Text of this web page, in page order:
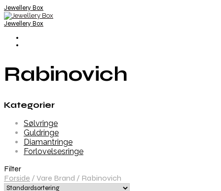
Jewellery Box
Jewellery Box
Rabinovich
Kategorier
Sølvringe
Guldringe
Diamantringe
Forlovelsesringe
Filter
Forside / Vare Brand / Rabinovich